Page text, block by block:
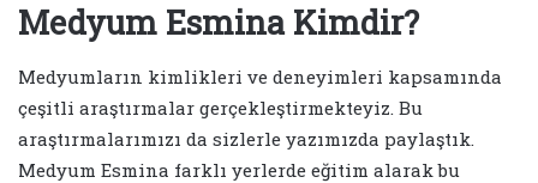
Medyum Esmina Kimdir?
Medyumların kimlikleri ve deneyimleri kapsamında
çeşitli araştırmalar gerçekleştirmekteyiz. Bu
araştırmalarımızı da sizlerle yazımızda paylaştık.
Medyum Esmina farklı yerlerde eğitim alarak bu